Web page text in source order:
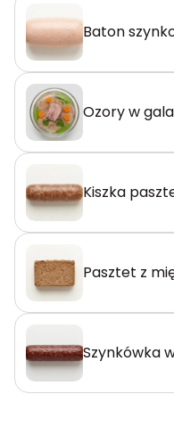
Baton
Ozory w
Kiszka
Pasztet z
Szynkówka